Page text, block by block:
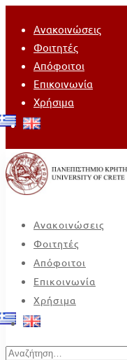
Ανακοινώσεις
Φοιτητές
Απόφοιτοι
Επικοινωνία
Χρήσιμα
Ανακοινώσεις
Φοιτητές
Απόφοιτοι
Επικοινωνία
Χρήσιμα
Search